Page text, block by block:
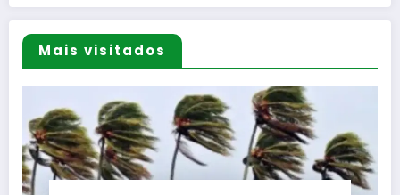
Mais visitados